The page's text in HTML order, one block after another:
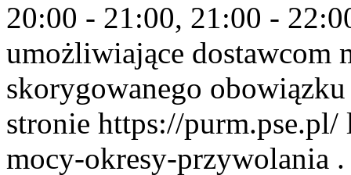
20:00 - 21:00, 21:00 -
umożliwiające dostawcom
skorygowanego
stronie https://
mocy-okresy-przywolania